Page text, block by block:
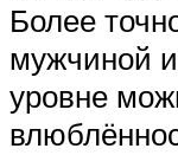
Более
мужчиной
уровне